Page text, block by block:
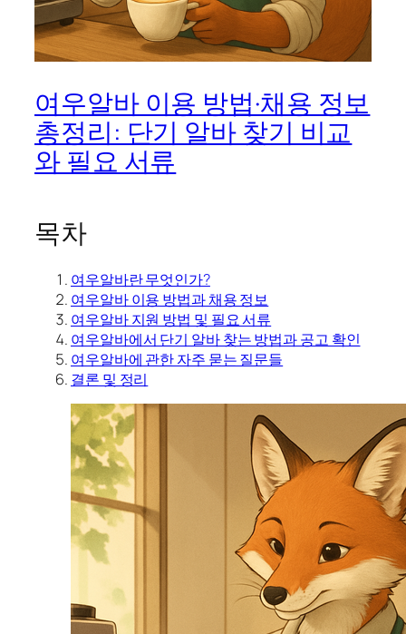
여우알바 이용 방법·채용 정보
총정리: 단기 알바 찾기 비교
와 필요 서류
목차
여우알바란 무엇인가?
여우알바 이용 방법과 채용 정보
여우알바 지원 방법 및 필요 서류
여우알바에서 단기 알바 찾는 방법과 공고 확인
여우알바에 관한 자주 묻는 질문들
결론 및 정리